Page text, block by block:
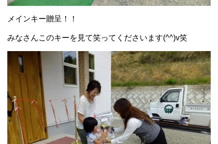
メインキー贈呈！！
みなさんこのキーを見て笑ってくださいます(^^)v笑